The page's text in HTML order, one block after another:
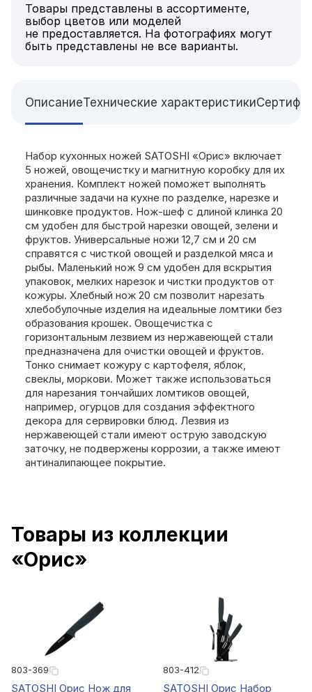
Товары представлены в ассортименте,
выбор цветов или моделей
не предоставляется. На фотографиях могут
быть представлены не все варианты.
ОписаниеТехнические характеристики
Набор кухонных ножей SATOSHI «Орис» включает
5 ножей, овощечистку и магнитную коробку для их
хранения. Комплект ножей поможет выполнять
различные задачи на кухне по разделке, нарезке и
шинковке продуктов. Нож-шеф с длиной клинка 20
см удобен для быстрой нарезки овощей, зелени и
фруктов. Универсальные ножи 12,7 см и 20 см
справятся с чисткой овощей и разделкой мяса и
рыбы. Маленький нож 9 см удобен для вскрытия
упаковок, мелких нарезок и чистки продуктов от
кожуры. Хлебный нож 20 см позволит нарезать
хлебобулочные изделия на идеальные ломтики без
образования крошек. Овощечистка с
горизонтальным лезвием из нержавеющей стали
предназначена для очистки овощей и фруктов.
Тонко снимает кожуру с картофеля, яблок,
свеклы, моркови. Может также использоваться
для нарезания тончайших ломтиков овощей,
например, огурцов для создания эффектного
декора для сервировки блюд. Лезвия из
нержавеющей стали имеют острую заводскую
заточку, не подвержены коррозии, а также имеют
антиналипающее покрытие.
Товары из коллекции
«Орис»
803-369
SATOSHI Орис Нож для
803-412
SATOSHI Орис Набор